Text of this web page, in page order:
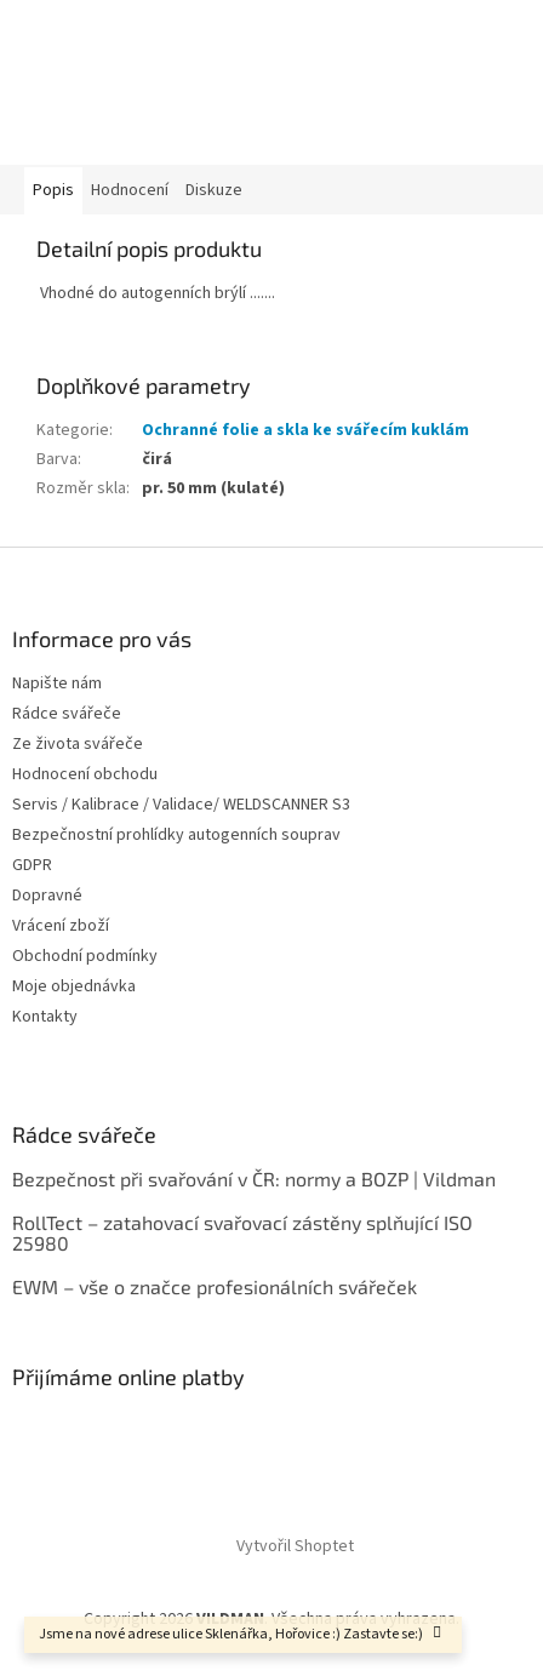
Jsme na nové adrese ulice Sklenářka, Hořovice :) Zastavte se:)
Popis Hodnocení Diskuze
Detailní popis produktu
Vhodné do autogenních brýlí .......
Doplňkové parametry
Kategorie:
Ochranné folie a skla ke svářecím kuklám
Barva:
čirá
Rozměr skla: pr. 50 mm (kulaté)
Informace pro vás
Napište nám
Rádce svářeče
Ze života svářeče
Hodnocení obchodu
Servis / Kalibrace / Validace/ WELDSCANNER S3
Bezpečnostní prohlídky autogenních souprav
GDPR
Dopravné
Vrácení zboží
Obchodní podmínky
Moje objednávka
Kontakty
Rádce svářeče
Bezpečnost při svařování v ČR: normy a BOZP | Vildman
RollTect – zatahovací svařovací zástěny splňující ISO
25980
EWM – vše o značce profesionálních svářeček
Přijímáme online platby
Vytvořil Shoptet
Copyright 2026VILDMAN. Všechna práva vyhrazena.